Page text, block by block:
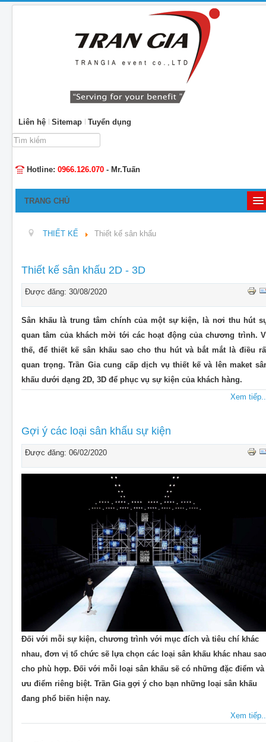
Liên hệ Sitemap
Tuyển dụng
Tìm
kiếm...
Hotline: 0966.126.070 - Mr.Tuấn
TRANG CHỦ
CHO THUÊ THIẾT BỊ SỰ KIỆN
THIẾT KẾ
THIẾT KẾ Thiết kế sân khấu
Thiết kế sân khấu 2D - 3D
Được đăng: 30/08/2020
Sân khấu là trung tâm chính của một sự kiện, là nơi thu hút
quan tâm của khách mời tới các hoạt động của chương trình.
thế, để thiết kế sân khấu sao cho thu hút và bắt mắt là điều
quan trọng. Trần Gia cung cấp dịch vụ thiết kế và lên maket
khấu dưới dạng 2D, 3D để phục vụ sự kiện của khách hàng.
Xem
Gợi ý các loại sân khấu sự kiện
Được đăng: 06/02/2020
Đối với mỗi sự kiện, chương trình với mục đích và tiêu chí khác
nhau, đơn vị tổ chức sẽ lựa chọn các loại sân khấu khác nhau sao
cho phù hợp. Đối với mỗi loại sân khấu sẽ có những đặc điểm và
ưu điểm riêng biệt. Trần Gia gợi ý cho bạn những loại sân khấu
đang phổ biến hiện nay.
Xem